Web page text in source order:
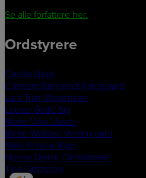
Se alle forfattere her.
Ordstyrere
Cecilie Beck
Clement Behrendt Kjersgaard
Lars Trier Mogensen
Louise Gade Sig
Mette Vibe Utzon
Mette Walsted Vestergaard
Niels Krause-Kjær
Nynne Bjerre Christensen
Tine Götzsche